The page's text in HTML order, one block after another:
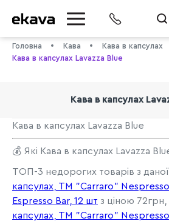
Головна Кава
Кава в капсулах
Кава в капсулах Lavazza Blue
Кава в капсулах
Кава в капсулах Lavazza Blue
💰 Які Кава в капсулах Lavazza
ТОП-3 недорогих товарів з даної
капсулах, ТМ "Carraro"
Espresso Bar, 12 шт з ціною
капсулах, ТМ "Carraro"